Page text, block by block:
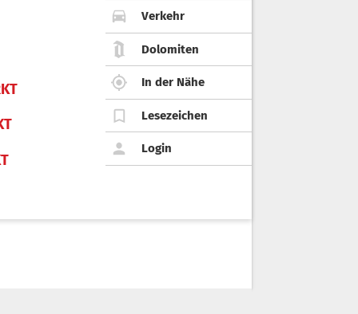
Verkehr
Dolomiten
In der Nähe
Lesezeichen
Login